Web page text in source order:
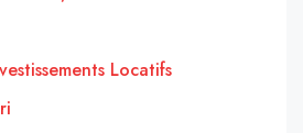
Locatifs